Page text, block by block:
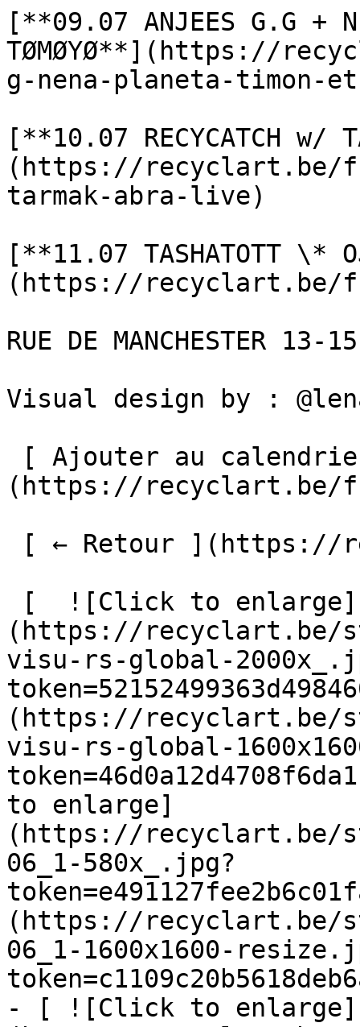
[**09.07 ANJEES G.G +
TØMØYØ**](https://
g-nena-planeta-timon-
[**10.07 RECYCATCH w/
(https://recyclart.be/
tarmak-abra-live)
[**11.07 TASHATOTT \*
(https://recyclart.be/
RUE DE MANCHESTER 13-
Visual design by :
(https://recyclart.be/
(https://recyclart.be/
visu-rs-global-
(https://recyclart.be/
visu-rs-global-
to enlarge]
(https://recyclart.be/
06_1-580x_.jpg?
(https://recyclart.be/
06_1-1600x1600-
- [ ![Click to enlarge]